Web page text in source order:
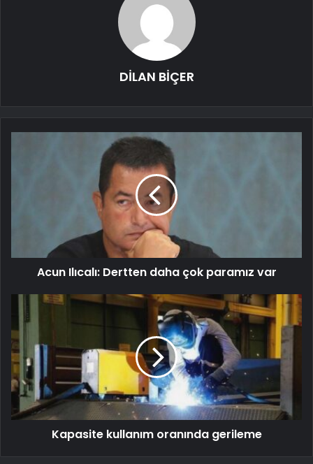
DİLAN BİÇER
Acun Ilıcalı: Dertten daha çok paramız var
Kapasite kullanım oranında gerileme